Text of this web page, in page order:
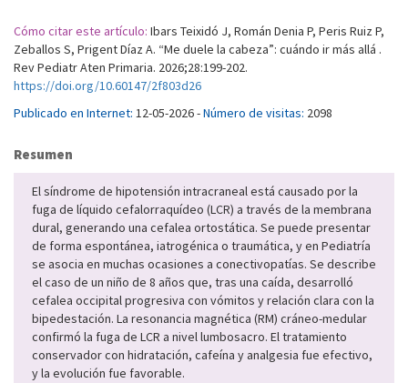
Cómo citar este artículo: Ibars Teixidó J, Román Denia P, Peris Ruiz P,
Zeballos S, Prigent Díaz A. “Me duele la cabeza”: cuándo ir más allá .
Rev Pediatr Aten Primaria. 2026;28:199-202.
https://doi.org/10.60147/2f803d26
Publicado en Internet: 12-05-2026 -Número de visitas: 2098
Resumen
El síndrome de hipotensión intracraneal está causado por la
fuga de líquido cefalorraquídeo (LCR) a través de la membrana
dural, generando una cefalea ortostática. Se puede presentar
de forma espontánea, iatrogénica o traumática, y en Pediatría
se asocia en muchas ocasiones a conectivopatías. Se describe
el caso de un niño de 8 años que, tras una caída, desarrolló
cefalea occipital progresiva con vómitos y relación clara con la
bipedestación. La resonancia magnética (RM) cráneo-medular
confirmó la fuga de LCR a nivel lumbosacro. El tratamiento
conservador con hidratación, cafeína y analgesia fue efectivo,
y la evolución fue favorable.